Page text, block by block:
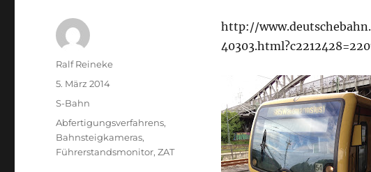
http://
Autor
Ralf Reineke
Veröffentlicht
5. März 2014
Kategorien
S-Bahn
Schlagwörter
Abfertigungsverfahrens,
Bahnsteigkameras,
Führerstandsmonitor,ZAT